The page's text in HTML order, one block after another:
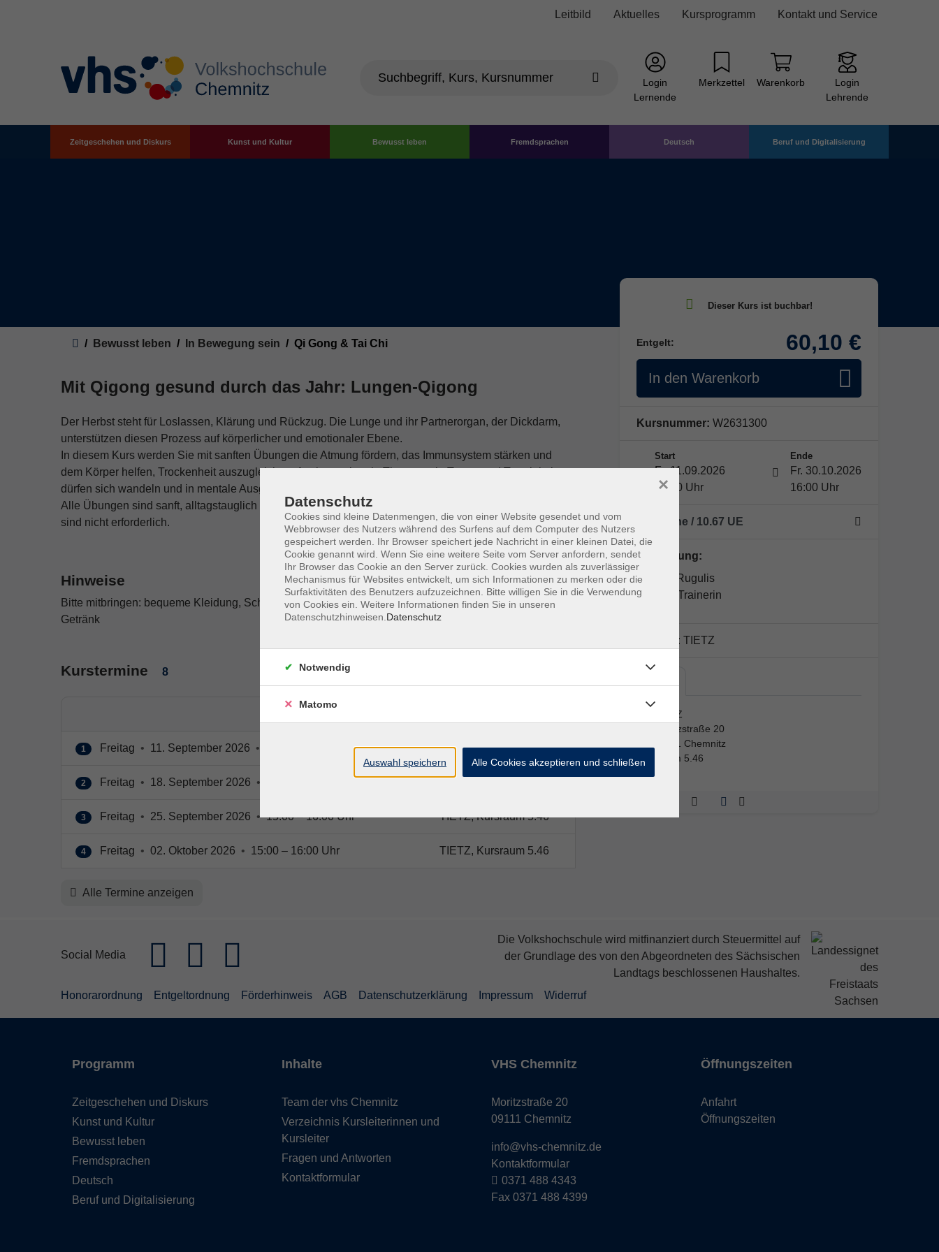
Zum Hauptinhalt springen
Leitbild Aktuelles Kursprogramm Kontakt und Service
Login
Lernende
Merkzettel Warenkorb
Login
Lehrende
Zeitgeschehen und Diskurs Kunst und Kultur Bewusst leben Fremdsprachen Deutsch Beruf und Digitalisierung
Bewusst leben In Bewegung sein Qi Gong & Tai Chi
Mit Qigong gesund durch das Jahr: Lungen-Qigong
Der Herbst steht für Loslassen, Klärung und Rückzug. Die Lunge und ihr Partnerorgan, der Dickdarm,
unterstützen diesen Prozess auf körperlicher und emotionaler Ebene.
In diesem Kurs werden Sie mit sanften Übungen die Atmung fördern, das Immunsystem stärken und
dem Körper helfen, Trockenheit auszugleichen. Auch emotionale Themen wie Trauer und Traurigkeit
dürfen sich wandeln und in mentale Ausgeglichenheit übergehen.
Alle Übungen sind sanft, alltagstauglich und können auch im Sitzen durchgeführt werden. Vorkenntnisse
sind nicht erforderlich.
Hinweise
Bitte mitbringen: bequeme Kleidung, Schuhe/Turnschuhe mit biegsamer Sohle/warme Socken, ein
Getränk
Kurstermine 8
1 Freitag • 11. September 2026 • 15:00 – 16:00 Uhr TIETZ, Kursraum 5.46
2 Freitag • 18. September 2026 •
3 Freitag • 25. September 2026 • 15:00 – 16:00 Uhr TIETZ, Kursraum 5.46
4 Freitag • 02. Oktober 2026 • 15:00 – 16:00 Uhr TIETZ, Kursraum 5.46
Alle Termine anzeigen
Entgelt: 60,10 €
In den Warenkorb
Kursnummer: W2631300
Start
Fr. 11.09.2026
15:00 Uhr
Ende
Fr. 30.10.2026
16:00 Uhr
8 Termine / 10.67 UE
Kursleitung:
Doreen Rugulis
QiGong Trainerin
Kursort: TIETZ
TIETZ
Moritzstraße 20
09111 Chemnitz
Raum 5.46
Social Media
Die Volkshochschule wird mitfinanziert durch Steuermittel auf
der Grundlage des von den Abgeordneten des Sächsischen
Landtags beschlossenen Haushaltes.
Honorarordnung
Entgeltordnung Förderhinweis AGB Datenschutzerklärung Impressum Widerruf
Programm
Zeitgeschehen und Diskurs
Kunst und Kultur
Bewusst leben
Fremdsprachen
Deutsch
Beruf und Digitalisierung
Inhalte
Team der vhs Chemnitz
Verzeichnis Kursleiterinnen und
Kursleiter
Fragen und Antworten
Kontaktformular
VHS Chemnitz
Moritzstraße 20
09111 Chemnitz
info@vhs-chemnitz.de
Kontaktformular
0371 488 4343
Fax 0371 488 4399
Öffnungszeiten
Anfahrt
Öffnungszeiten
Datenschutz
Cookies sind kleine Datenmengen, die von einer Website gesendet und vom
Webbrowser des Nutzers während des Surfens auf dem Computer des Nutzers
gespeichert werden. Ihr Browser speichert jede Nachricht in einer kleinen Datei, die
Cookie genannt wird. Wenn Sie eine weitere Seite vom Server anfordern, sendet
Ihr Browser das Cookie an den Server zurück. Cookies wurden als zuverlässiger
Mechanismus für Websites entwickelt, um sich Informationen zu merken oder die
Surfaktivitäten des Benutzers aufzuzeichnen. Bitte willigen Sie in die Verwendung
von Cookies ein. Weitere Informationen finden Sie in unseren
Datenschutzhinweisen. Datenschutz
×
Notwendig
Matomo
Auswahl speichern Alle Cookies akzeptieren und schließen